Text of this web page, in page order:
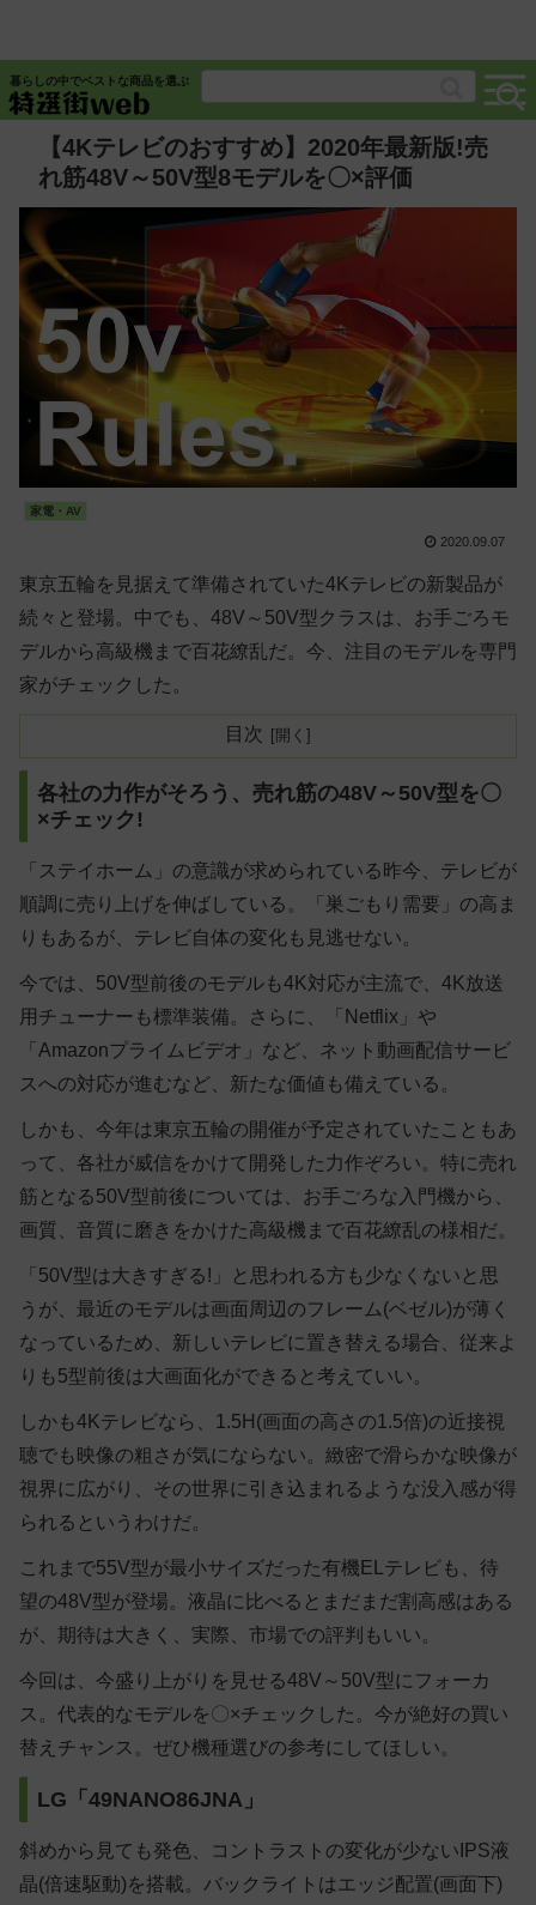
暮らしの中でベストな商品を選ぶ
【4Kテレビのおすすめ】2020年最新版!売
れ筋48V～50V型8モデルを〇×評価
家電・AV
2020.09.07
東京五輪を見据えて準備されていた4Kテレビの新製品が
続々と登場。中でも、48V～50V型クラスは、お手ごろモ
デルから高級機まで百花繚乱だ。今、注目のモデルを専門
家がチェックした。
目次
各社の力作がそろう、売れ筋の48V～50V型を〇
×チェック!
「ステイホーム」の意識が求められている昨今、テレビが
順調に売り上げを伸ばしている。「巣ごもり需要」の高ま
りもあるが、テレビ自体の変化も見逃せない。
今では、50V型前後のモデルも4K対応が主流で、4K放送
用チューナーも標準装備。さらに、「Netflix」や
「Amazonプライムビデオ」など、ネット動画配信サービ
スへの対応が進むなど、新たな価値も備えている。
しかも、今年は東京五輪の開催が予定されていたこともあ
って、各社が威信をかけて開発した力作ぞろい。特に売れ
筋となる50V型前後については、お手ごろな入門機から、
画質、音質に磨きをかけた高級機まで百花繚乱の様相だ。
「50V型は大きすぎる!」と思われる方も少なくないと思
うが、最近のモデルは画面周辺のフレーム(ベゼル)が薄く
なっているため、新しいテレビに置き替える場合、従来よ
りも5型前後は大画面化ができると考えていい。
しかも4Kテレビなら、1.5H(画面の高さの1.5倍)の近接視
聴でも映像の粗さが気にならない。緻密で滑らかな映像が
視界に広がり、その世界に引き込まれるような没入感が得
られるというわけだ。
これまで55V型が最小サイズだった有機ELテレビも、待
望の48V型が登場。液晶に比べるとまだまだ割高感はある
が、期待は大きく、実際、市場での評判もいい。
今回は、今盛り上がりを見せる48V～50V型にフォーカ
ス。代表的なモデルを〇×チェックした。今が絶好の買い
替えチャンス。ぜひ機種選びの参考にしてほしい。
LG「49NANO86JNA」
斜めから見ても発色、コントラストの変化が少ないIPS液
晶(倍速駆動)を搭載。バックライトはエッジ配置(画面下)